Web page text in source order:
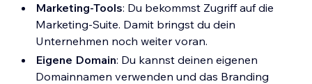
Marketing-Tools: Du bekommst Zugriff auf die
Marketing-Suite. Damit bringst du dein
Unternehmen noch weiter voran.
Eigene Domain: Du kannst deinen eigenen
Domainnamen verwenden und das Branding